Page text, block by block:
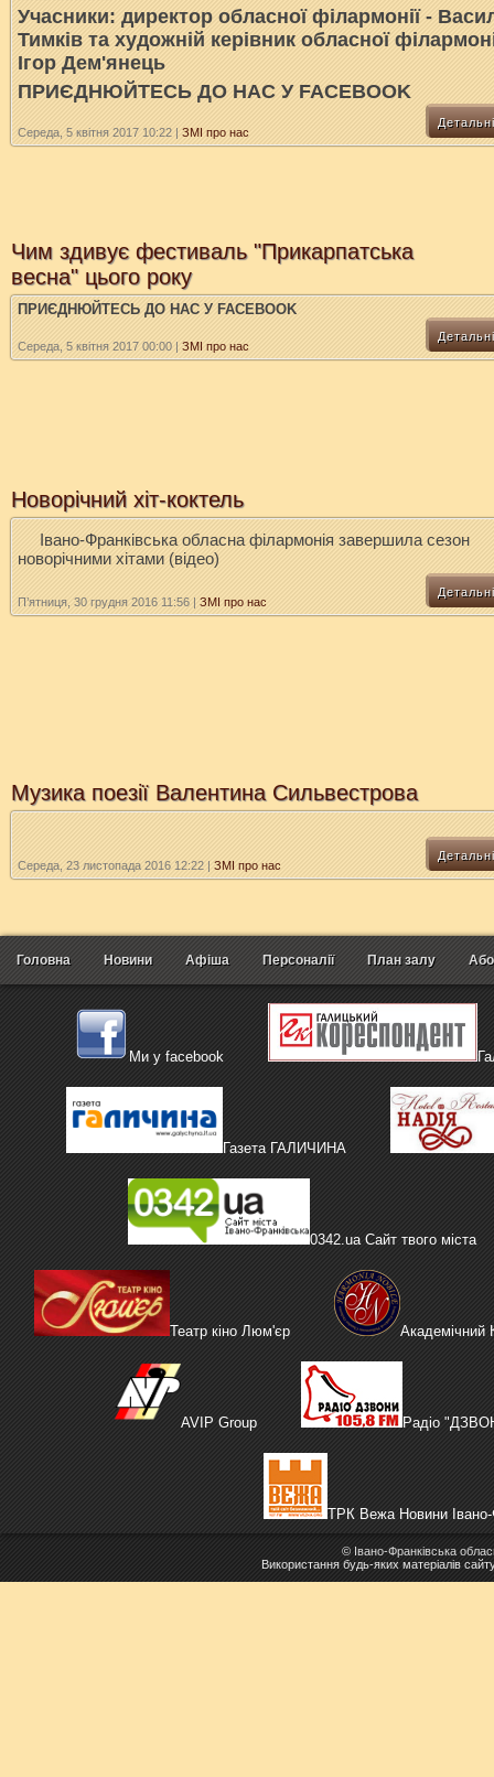
Учасники: директор обласної філармонії -
Тимків та художній керівник обласної
Ігор Дем'янець
ПРИЄДНЮЙТЕСЬ ДО НАС У FACEBOOK
Середа, 5 квітня 2017 10:22 | ЗМІ про нас
Чим здивує фестиваль "Прикарпатська
весна" цього року
ПРИЄДНЮЙТЕСЬ ДО НАС У FACEBOOK
Середа, 5 квітня 2017 00:00 | ЗМІ про нас
Новорічний хіт-коктель
Івано-Франківська обласна філармонія завершила сезон
новорічними хітами (відео)
П’ятниця, 30 грудня 2016 11:56 | ЗМІ про нас
Музика поезії Валентина Сильвестрова
Середа, 23 листопада 2016 12:22 | ЗМІ про нас
Головна Новини Афіша Персоналії План залу
Ми у facebook
Газета ГАЛИЧИНА
0342.ua Сайт твого міста
Театр кіно Люм'єр Академічний
AVIP Group Радіо
ТРК Вежа Новини Івано-
© Івано-Франківська
Використання будь-яких матеріалів